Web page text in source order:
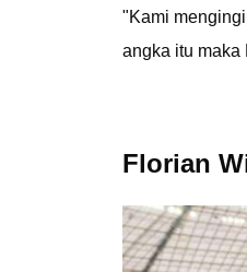
"Kami
angka itu maka
Florian